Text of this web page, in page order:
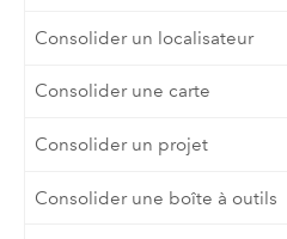
Consolider un localisateur
Consolider une carte
Consolider un projet
Consolider une boîte à outils